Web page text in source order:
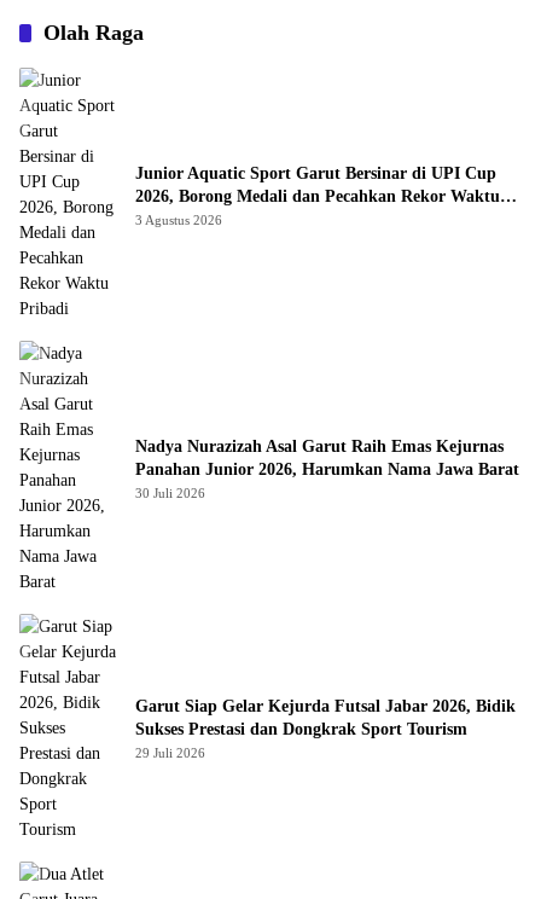
Olah Raga
Junior Aquatic Sport Garut Bersinar di UPI Cup
2026, Borong Medali dan Pecahkan Rekor Waktu
Pribadi
3 Agustus 2026
Nadya Nurazizah Asal Garut Raih Emas Kejurnas
Panahan Junior 2026, Harumkan Nama Jawa Barat
30 Juli 2026
Garut Siap Gelar Kejurda Futsal Jabar 2026, Bidik
Sukses Prestasi dan Dongkrak Sport Tourism
29 Juli 2026